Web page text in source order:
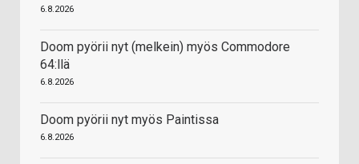
6.8.2026
Doom pyörii nyt (melkein) myös Commodore
64:llä
6.8.2026
Doom pyörii nyt myös Paintissa
6.8.2026